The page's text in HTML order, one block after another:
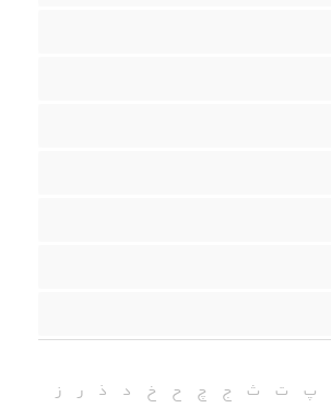
پ ت ث ج چ ح خ د ذ ر ز